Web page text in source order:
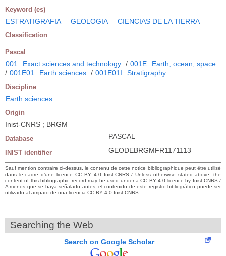
Keyword (es)
ESTRATIGRAFIA GEOLOGIA CIENCIAS DE LA TIERRA
Classification
Pascal
001 Exact sciences and technology / 001E
Earth, ocean, space
/ 001E01 Earth sciences / 001E01I Stratigraphy
Discipline
Earth sciences
Origin
Inist-CNRS ; BRGM
Database PASCAL
INIST identifier GEODEBRGMFR1171113
Sauf mention contraire ci-dessus, le contenu de cette notice bibliographique peut être utilisé
dans le cadre d’une licence CC BY 4.0 Inist-CNRS / Unless otherwise stated above, the
content of this bibliographic record may be used under a CC BY 4.0 licence by Inist-CNRS /
A menos que se haya señalado antes, el contenido de este registro bibliográfico puede ser
utilizado al amparo de una licencia CC BY 4.0 Inist-CNRS
Searching the Web
Search on Google Scholar